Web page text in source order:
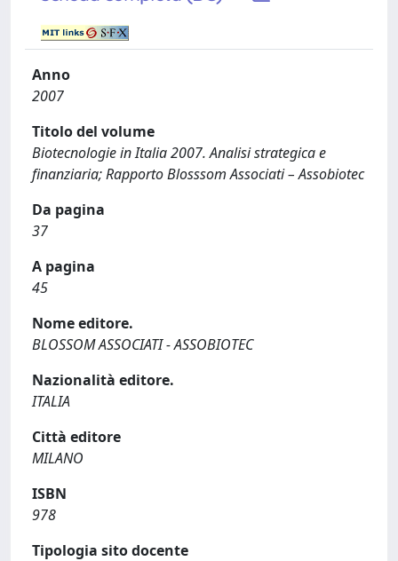
Anno
2007
Titolo del volume
Biotecnologie in Italia 2007. Analisi strategica e
finanziaria; Rapporto Blosssom Associati – Assobiotec
Da pagina
37
A pagina
45
Nome editore.
BLOSSOM ASSOCIATI - ASSOBIOTEC
Nazionalità editore.
ITALIA
Città editore
MILANO
ISBN
978
Tipologia sito docente